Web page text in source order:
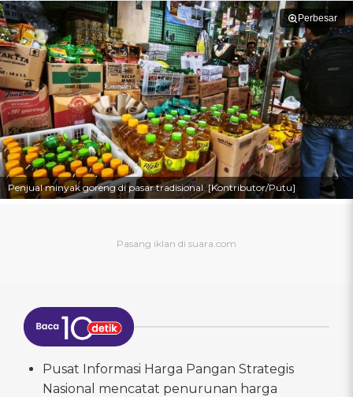
Perbesar
Penjual minyak goreng di pasar tradisional. [Kontributor/Putu]
Pusat Informasi Harga Pangan Strategis
Nasional mencatat penurunan harga